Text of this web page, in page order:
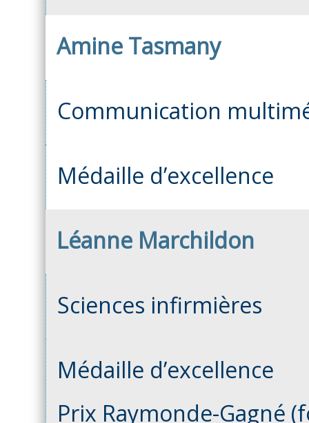
Amine Tasmany
Communication
Médaille d’excellence
Léanne Marchildon
Sciences infirmières
Médaille d’excellence
Prix Raymonde-Gagné